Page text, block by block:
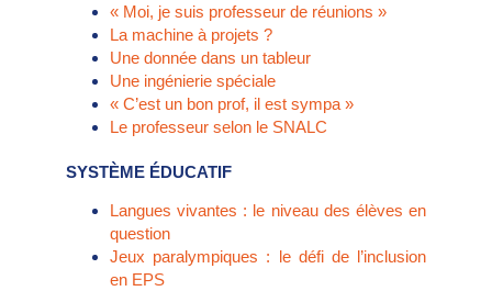
« Moi, je suis professeur de réunions »
La machine à projets ?
Une donnée dans un tableur
Une ingénierie spéciale
« C’est un bon prof, il est sympa »
Le professeur selon le SNALC
SYSTÈME ÉDUCATIF
Langues vivantes : le niveau des élèves en
question
Jeux paralympiques : le défi de l’inclusion
en EPS